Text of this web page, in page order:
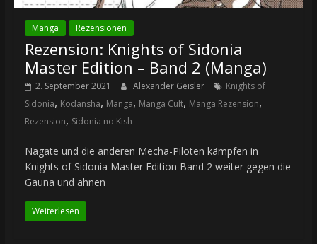
Manga Rezensionen
Rezension: Knights of Sidonia
Master Edition – Band 2 (Manga)
2. September 2021 Alexander Geisler
Knights of
Sidonia, Kodansha, Manga, Manga Cult, Manga Rezension,
Rezension, Sidonia no Kish
Nagate und die anderen Mecha-Piloten kämpfen in
Knights of Sidonia Master Edition Band 2 weiter gegen die
Gauna und ahnen
Weiterlesen